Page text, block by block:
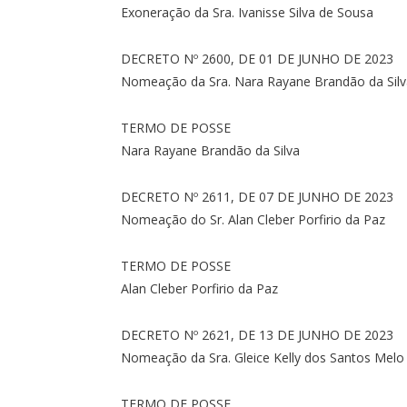
Exoneração da Sra. Ivanisse Silva de Sousa
DECRETO Nº 2600, DE 01 DE JUNHO DE 2023
Nomeação da Sra. Nara Rayane Brandão da
TERMO DE POSSE
Nara Rayane Brandão da Silva
DECRETO Nº 2611, DE 07 DE JUNHO DE 2023
Nomeação do Sr. Alan Cleber Porfirio da Paz
TERMO DE POSSE
Alan Cleber Porfirio da Paz
DECRETO Nº 2621, DE 13 DE JUNHO DE 2023
Nomeação da Sra. Gleice Kelly dos Santos Melo